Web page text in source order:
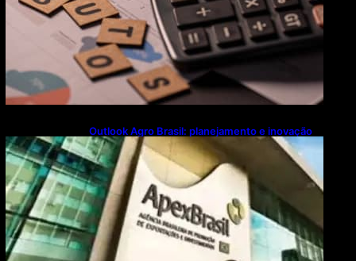
Outlook Agro Brasil: planejamento e inovação
pautam debates sobre futuro do agronegócio